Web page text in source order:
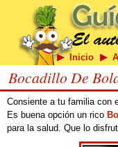
Inicio
Bocadillo De
Consiente a tu familia con
Es buena opción un rico
para la salud. Que lo